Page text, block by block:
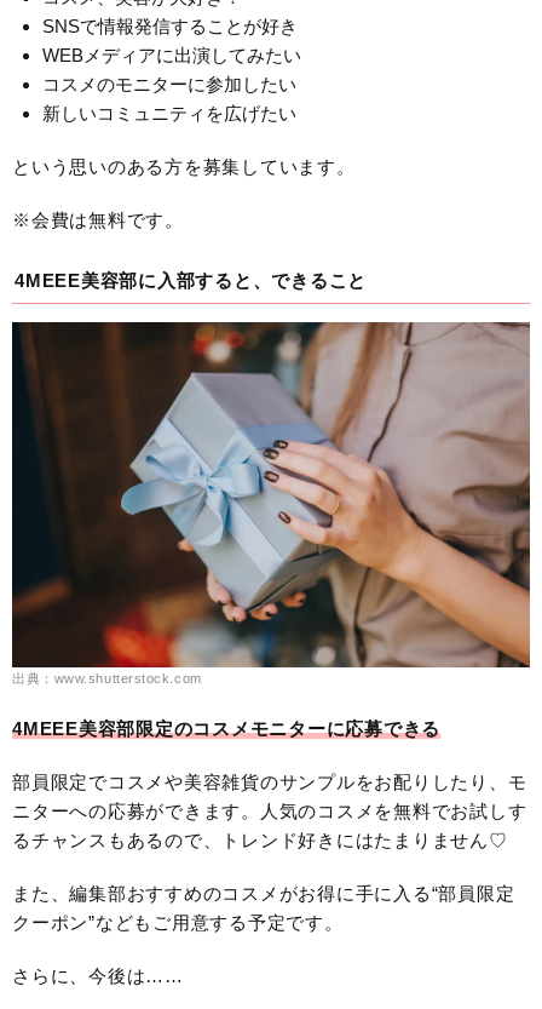
SNSで情報発信することが好き
WEBメディアに出演してみたい
コスメのモニターに参加したい
新しいコミュニティを広げたい
という思いのある方を募集しています。
※会費は無料です。
4MEEE美容部に入部すると、できること
出典：www.shutterstock.com
4MEEE美容部限定のコスメモニターに応募できる
部員限定でコスメや美容雑貨のサンプルをお配りしたり、モ
ニターへの応募ができます。人気のコスメを無料でお試しす
るチャンスもあるので、トレンド好きにはたまりません♡
また、編集部おすすめのコスメがお得に手に入る“部員限定
クーポン”などもご用意する予定です。
さらに、今後は……